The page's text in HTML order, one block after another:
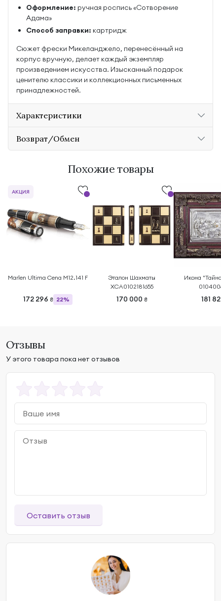
Оформление: ручная роспись «Сотворение
Адама»
Способ заправки: картридж
Сюжет фрески Микеланджело, перенесённый на
корпус вручную, делает каждый экземпляр
произведением искусства. Изысканный подарок
ценителю классики и коллекционных письменных
принадлежностей.
Характеристики
Возврат/Обмен
Похожие товары
Marlen Ultima Cena M12.141 F
172 296 ₴ 22%
АКЦИЯ
Эталон Шахматы
ХСА0102181655
170 000 ₴
Икона
181
Отзывы
У этого товара пока нет отзывов
Оставить отзыв